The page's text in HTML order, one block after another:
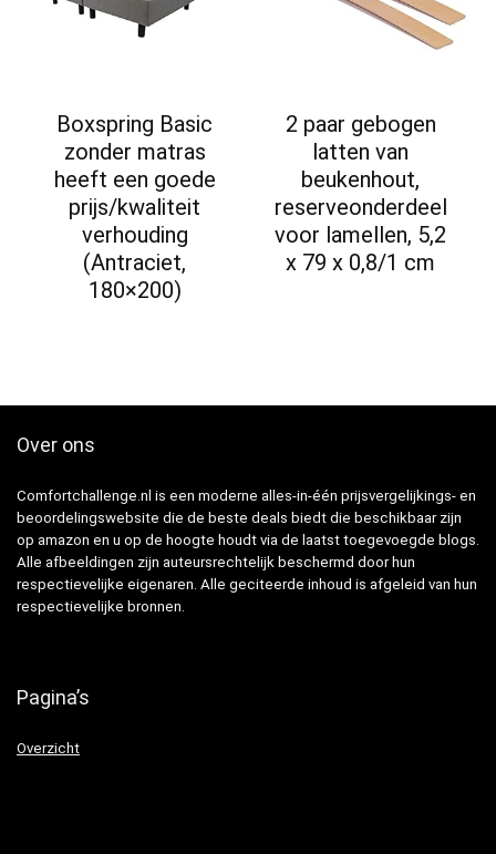
Boxspring Basic
zonder matras
heeft een goede
prijs/kwaliteit
verhouding
(Antraciet,
180×200)
2 paar gebogen
latten van
beukenhout,
reserveonderdeel
voor lamellen, 5,2
x 79 x 0,8/1 cm
Over ons
Comfortchallenge.nl is een moderne alles-in-één prijsvergelijkings- en
beoordelingswebsite die de beste deals biedt die beschikbaar zijn
op amazon en u op de hoogte houdt via de laatst toegevoegde blogs.
Alle afbeeldingen zijn auteursrechtelijk beschermd door hun
respectievelijke eigenaren. Alle geciteerde inhoud is afgeleid van hun
respectievelijke bronnen.
Pagina’s
Overzicht